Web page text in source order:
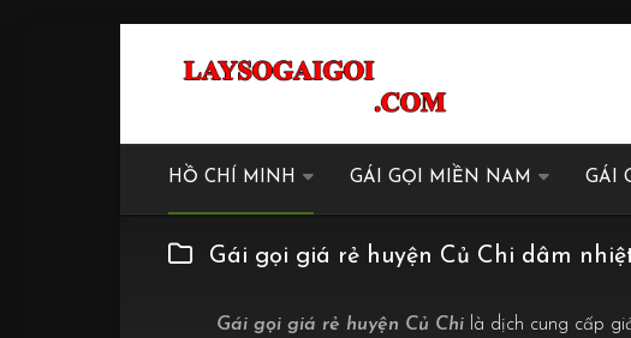
HỒ CHÍ MINH GÁI GỌI MIỀN NAM GÁI
Gái gọi giá rẻ huyện Củ Chi dâm
Gái gọi giá rẻ huyện Củ Chi là dịch cung cấp